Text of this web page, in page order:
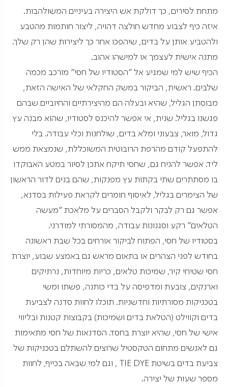
מתחת לסירים, כך דולקת אש היצירה בעיניים המשולהבות.
איזה כיף לצבוע מחדש חולצה דהויה, ליצור חותמות מהטבע
ולהטביע אותן על בדים, שיהפכו אחר כך ליצירות שהן רק שלך.
מתנה אישית לעצמך או למישהו אהוב.
הכיף שיש למי שמגיע אל "הסטודיו של חסי" מורכב מכמה
שלבים. ראשית, הביקור במשק החקלאי של האישה הזאת,
מבוסתן הגליל, שהיא ובעלה הם מהיצירתיים והחיוביים שבהם
פגשנו בגליל. שנית, אי אפשר להיכנס לסטודיו, שהוא מבנה עץ
גדול, מואר, צבעוני ומלא בדים, שולחנות וכלי עבודה. בלי
להתפעל קודם מהרפת הרובוטית המשוכללת, שנמצאת ממש
ליד. אפשר להניח גם, שחסי תיקח אתכן לסיור במטע האבוקדו
בו מסתתרים שתי בקתות עץ מפנקות, שהם בנים לדור הראשון
של הצימרים בגליל, לאיסוף חומרים לקראת פעילות בסדנא,
אפשר גם רק לבקר ולקבל הסברים על מלאכת "מעשה
הטלאים" רקע וסגנונות עבודה, מהמסורתי למודרני.
בסטודיו של חסי, הפתוח לביקור אורחים בכל שבת ראשונה
בחודש לפני הצהרים או בתאום מראש גם באמצע שבוע, יוצרת
חסי שטיחי קיר, שמיכות טלאים, כריות מיוחדות, נרתיקים
וארנקים, צובעת ומדפיסה על בדי כותנה, פשתו ומשי
בטכניקות מסורתיות וחדשניות. תוכלו לחוות סדנה לצביעת
בדים וקווילט (הטלאת בדים ושמיכות) בקבוצות קטנות ובליווי
אישי של חסי, שהיא יוצרת בחסד. הסדנאות של חסי מתאימות
גם לאנשים מתחום הטקסטיל שרוצים להשתלם בטכניקות של
צביעת בדים בשיטת TIE DYE , וגם למי שבאה בכייף, לחוות
מספר שעות של יצירה.